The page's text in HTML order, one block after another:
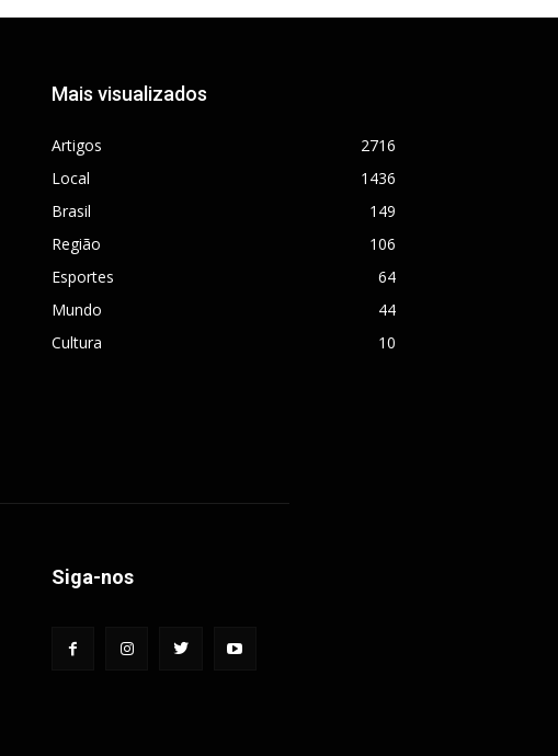
Mais visualizados
Artigos
2716
Local
1436
Brasil
149
Região
106
Esportes
64
Mundo
44
Cultura
10
Siga-nos